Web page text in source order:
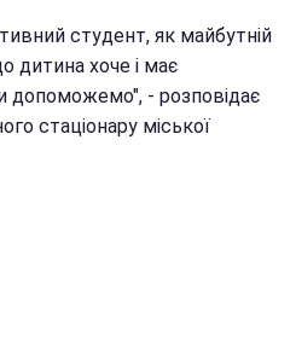
студент, як майбутній
дитина хоче і має
допоможемо", - розповідає
стаціонару міської